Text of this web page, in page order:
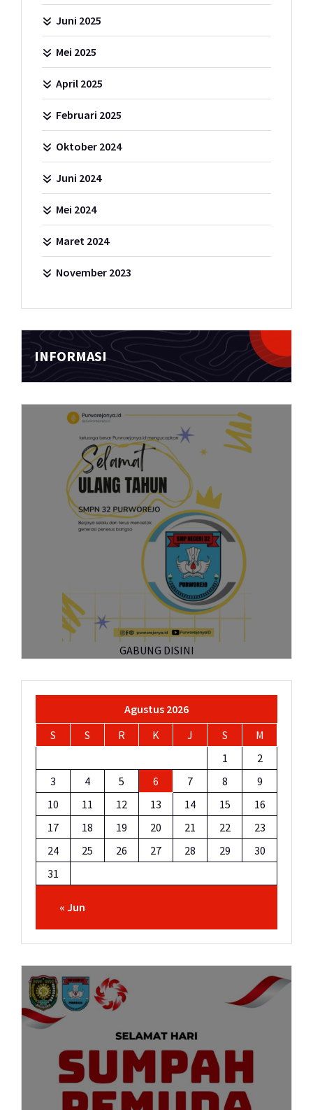
Juni 2025
Mei 2025
April 2025
Februari 2025
Oktober 2024
Juni 2024
Mei 2024
Maret 2024
November 2023
INFORMASI
GABUNG DISINI
Agustus 2026
S
S R K J S
M
1
2
3
4 5 6 7 8
9
10
11 12 13 14 15
16
17
18 19 20 21 22
23
24
25 26 27 28 29
30
31
« Jun